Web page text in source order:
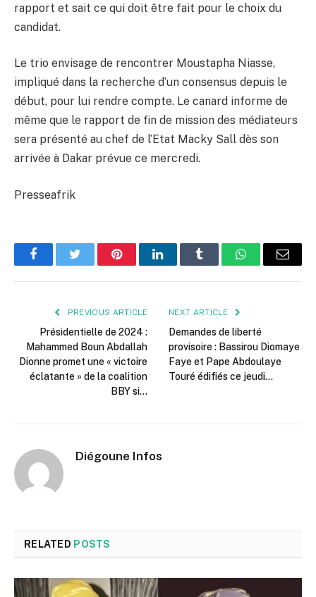
rapport et sait ce qui doit être fait pour le choix du
candidat.
Le trio envisage de rencontrer Moustapha Niasse,
impliqué dans la recherche d’un consensus depuis le
début, pour lui rendre compte. Le canard informe de
même que le rapport de fin de mission des médiateurs
sera présenté au chef de l’Etat Macky Sall dès son
arrivée à Dakar prévue ce mercredi.
Presseafrik
FacebookTwitter PinterestLinkedInTumblr WhatsAppEmail
PREVIOUS ARTICLE
Présidentielle de 2024 :
Mahammed Boun Abdallah
Dionne promet une « victoire
éclatante » de la coalition
BBY si…
NEXT ARTICLE
Demandes de liberté
provisoire : Bassirou Diomaye
Faye et Pape Abdoulaye
Touré édifiés ce jeudi…
Diégoune Infos
RELATED POSTS